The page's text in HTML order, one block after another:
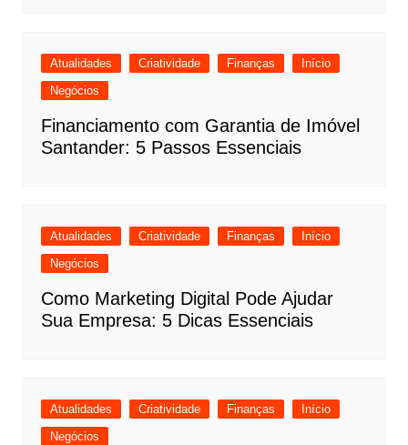
Atualidades Criatividade Finanças
Início
Negócios
Financiamento com Garantia de Imóvel
Santander: 5 Passos Essenciais
Atualidades Criatividade Finanças
Início
Negócios
Como Marketing Digital Pode Ajudar
Sua Empresa: 5 Dicas Essenciais
Atualidades Criatividade Finanças
Início
Negócios